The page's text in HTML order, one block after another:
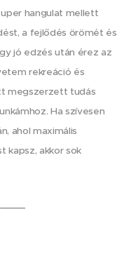
hangulat mellett
a fejlődés örömét és
jó edzés után érez az
rekreáció és
megszerzett tudás
Ha szívesen
ahol maximális
kapsz, akkor sok